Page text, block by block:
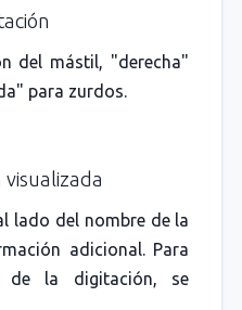
del mástil, "derecha"
para zurdos.
lado del nombre de la
adicional. Para
de la digitación, se